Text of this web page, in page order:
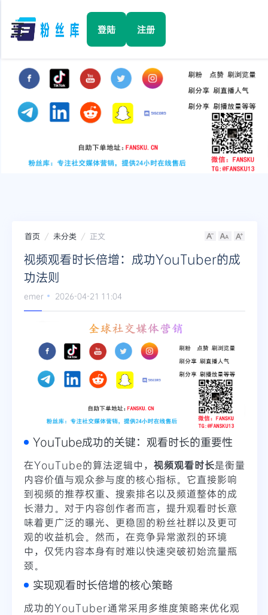
☰ 登陆 注册
Facebook
TikTok
YouTube
Twitter
首页 未分类 正文
视频观看时长倍增：成功YouTuber的成
功法则
emer 2026-04-21 11:04
YouTube成功的关键：观看时长的重要性
在YouTube的算法逻辑中， 视频观看时长是衡量
内容价值与观众参与度的核心指标。它直接影响
到视频的推荐权重、搜索排名以及频道整体的成
长潜力。对于内容创作者而言，提升观看时长意
味着更广泛的曝光、更稳固的粉丝社群以及更可
观的收益机会。然而，在竞争异常激烈的环境
中，仅凭内容本身有时难以快速突破初始流量瓶
颈。
实现观看时长倍增的核心策略
成功的YouTuber通常采用多维度策略来优化观